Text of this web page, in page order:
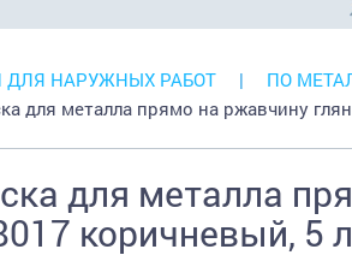
ДЛЯ НАРУЖНЫХ РАБОТ
ПО
для металла прямо на ржавчину
для металла
коричневый, 5 л